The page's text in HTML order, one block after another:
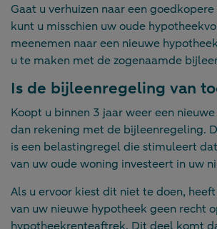
Gaat u verhuizen naar een
kunt u misschien uw oude
meenemen naar een nieuwe
u te maken met de zogenaamde
Is de bijleenregeling van
Koopt u binnen 3 jaar weer een
dan rekening met de bijleenregeling.
is een belastingregel die stimuleert
van uw oude woning investeert in uw
Als u ervoor kiest dit niet te doen,
van uw nieuwe hypotheek geen recht